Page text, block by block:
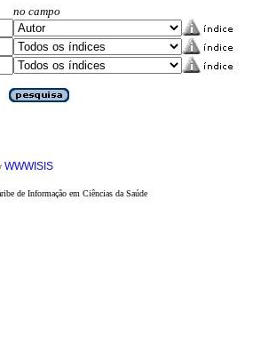
no campo
WWWISIS
de Informação em Ciências da Saúde